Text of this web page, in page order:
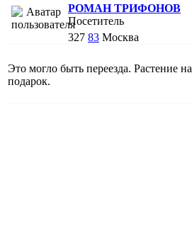
РОМАН ТРИФОНОВ
Посетитель
327 83 Москва
Это могло быть переезда. Растение на
подарок.